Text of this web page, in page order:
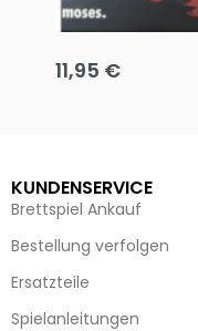
Oh, heilige
11,95 €
KUNDENSERVICE
Brettspiel Ankauf
Bestellung verfolgen
Ersatzteile
Spielanleitungen